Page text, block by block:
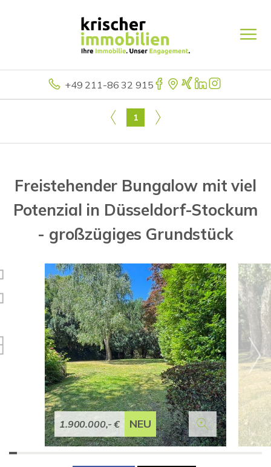
+49 211-86 32 915
1
Freistehender Bungalow mit viel
Potenzial in Düsseldorf-Stockum
- großzügiges Grundstück
1.900.000,- € NEU